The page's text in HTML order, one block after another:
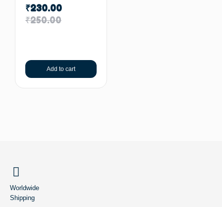
₹250.00
₹230.00
Add to cart
Worldwide
Shipping